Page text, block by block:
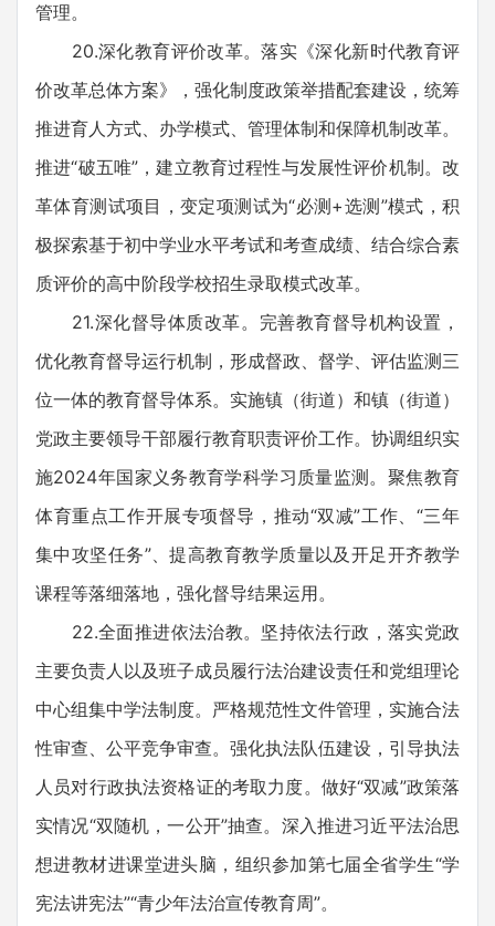
管理。
20.深化教育评价改革。落实《深化新时代教育评
价改革总体方案》，强化制度政策举措配套建设，统筹
推进育人方式、办学模式、管理体制和保障机制改革。
推进“破五唯”，建立教育过程性与发展性评价机制。改
革体育测试项目，变定项测试为“必测+选测”模式，积
极探索基于初中学业水平考试和考查成绩、结合综合素
质评价的高中阶段学校招生录取模式改革。
21.深化督导体质改革。完善教育督导机构设置，
优化教育督导运行机制，形成督政、督学、评估监测三
位一体的教育督导体系。实施镇（街道）和镇（街道）
党政主要领导干部履行教育职责评价工作。协调组织实
施2024年国家义务教育学科学习质量监测。聚焦教育
体育重点工作开展专项督导，推动“双减”工作、“三年
集中攻坚任务”、提高教育教学质量以及开足开齐教学
课程等落细落地，强化督导结果运用。
22.全面推进依法治教。坚持依法行政，落实党政
主要负责人以及班子成员履行法治建设责任和党组理论
中心组集中学法制度。严格规范性文件管理，实施合法
性审查、公平竞争审查。强化执法队伍建设，引导执法
人员对行政执法资格证的考取力度。做好“双减”政策落
实情况“双随机，一公开”抽查。深入推进习近平法治思
想进教材进课堂进头脑，组织参加第七届全省学生“学
宪法讲宪法”“青少年法治宣传教育周”。